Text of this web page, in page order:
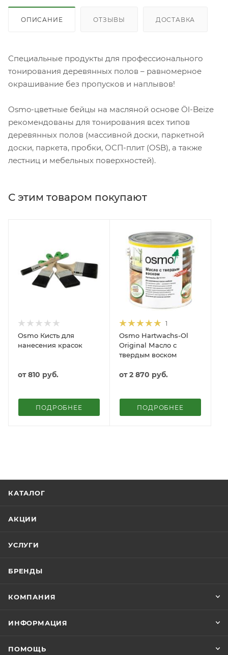
ОПИСАНИЕ ОТЗЫВЫ ДОСТАВКА
Специальные продукты для профессионального
тонирования деревянных полов – равномерное
окрашивание без пропусков и наплывов!
Osmo-цветные бейцы на масляной основе Öl-Beize
рекомендованы для тонирования всех типов
деревянных полов (массивной доски, паркетной
доски, паркета, пробки, ОСП-плит (OSB), а также
лестниц и мебельных поверхностей).
С этим товаром покупают
Osmo Кисть для
нанесения красок
от810 руб.
ПОДРОБНЕЕ
1
Osmo Hartwachs-Ol
Original Масло с
твердым воском
от2 870 руб.
ПОДРОБНЕЕ
КАТАЛОГ
АКЦИИ
УСЛУГИ
БРЕНДЫ
КОМПАНИЯ
ИНФОРМАЦИЯ
ПОМОЩЬ